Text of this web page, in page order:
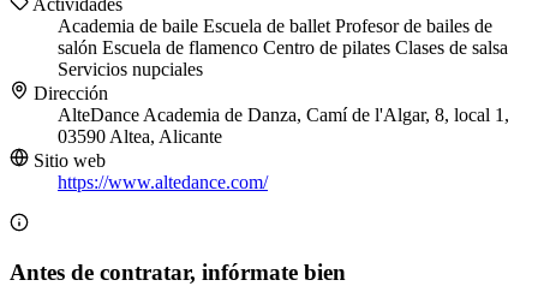
Actividades
Academia de baile Escuela de ballet Profesor de bailes de
salón Escuela de flamenco Centro de pilates Clases de salsa
Servicios nupciales
Dirección
AlteDance Academia de Danza, Camí de l'Algar, 8, local 1,
03590 Altea, Alicante
Sitio web
https://www.altedance.com/
Antes de contratar, infórmate bien